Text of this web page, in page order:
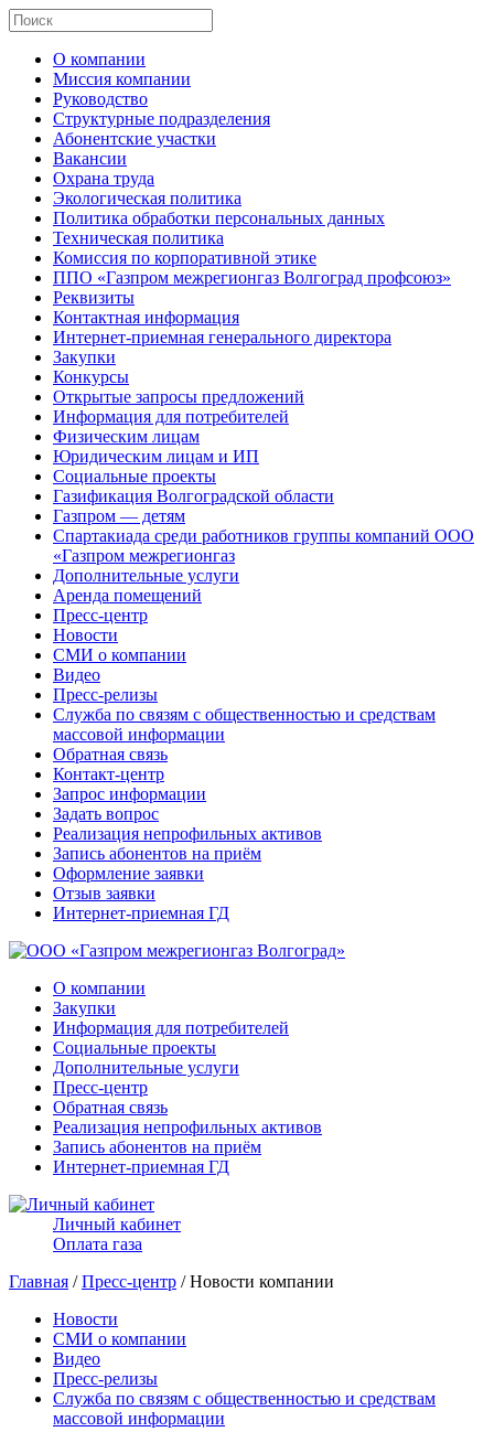
О компании
Миссия компании
Руководство
Структурные подразделения
Абонентские участки
Вакансии
Охрана труда
Экологическая политика
Политика обработки персональных данных
Техническая политика
Комиссия по корпоративной этике
ППО «Газпром межрегионгаз Волгоград профсоюз»
Реквизиты
Контактная информация
Интернет-приемная генерального директора
Закупки
Конкурсы
Открытые запросы предложений
Информация для потребителей
Физическим лицам
Юридическим лицам и ИП
Социальные проекты
Газификация Волгоградской области
Газпром — детям
Спартакиада среди работников группы компаний ООО
«Газпром межрегионгаз
Дополнительные услуги
Аренда помещений
Пресс-центр
Новости
СМИ о компании
Видео
Пресс-релизы
Служба по связям с общественностью и средствам
массовой информации
Обратная связь
Контакт-центр
Запрос информации
Задать вопрос
Реализация непрофильных активов
Запись абонентов на приём
Оформление заявки
Отзыв заявки
Интернет-приемная ГД
О компании
Закупки
Информация для потребителей
Социальные проекты
Дополнительные услуги
Пресс-центр
Обратная связь
Реализация непрофильных активов
Запись абонентов на приём
Интернет-приемная ГД
Личный кабинет
Оплата газа
Главная /Пресс-центр / Новости компании
Новости
СМИ о компании
Видео
Пресс-релизы
Служба по связям с общественностью и средствам
массовой информации